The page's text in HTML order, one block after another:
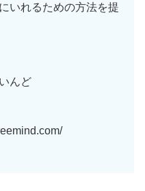
いれるための方法を提
んど